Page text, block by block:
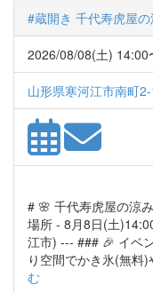
#蔵開き 千代寿虎屋
2026/08/08(土) 14:00
山形県寒河江市南町
# 🌸 千代寿虎屋の涼
場所 - 8月8日(土
江市) --- ### 🎉 イベ
り空間でかき氷(無料
む